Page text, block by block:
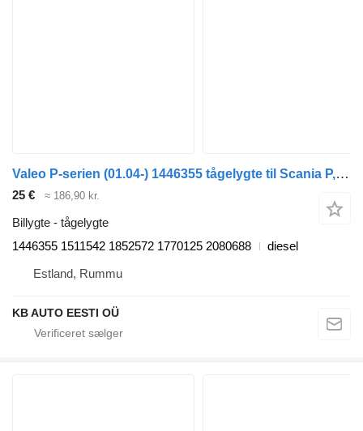
Valeo P-serien (01.04-) 1446355 tågelygte til Scania P,G,R,T-series (2004-2017) lastbil
25 € ≈ 186,90 kr.
Billygte - tågelygte
1446355 1511542 1852572 1770125 2080688
diesel
Estland, Rummu
KB AUTO EESTI OÜ